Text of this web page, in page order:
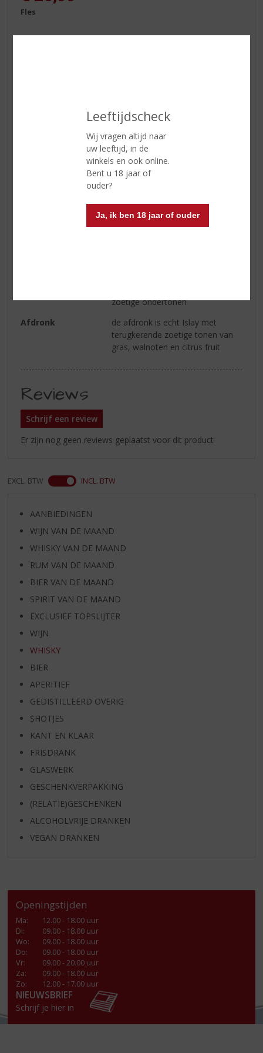
Leeftijdscheck
Wij vragen altijd naar
uw leeftijd, in de
winkels en ook online.
Bent u 18 jaar of
ouder?
Ja, ik ben 18 jaar of ouder
Fles
70 CL
Alcoholpercentage
40% vol
vol amber
zoetige ondertonen
Afdronk
de afdronk is echt Islay met
terugkerende zoetige tonen van
gras, walnoten en citrus fruit
Reviews
Schrijf een review
Er zijn nog geen reviews geplaatst voor dit product
EXCL. BTW INCL. BTW
AANBIEDINGEN
WIJN VAN DE MAAND
WHISKY VAN DE MAAND
RUM VAN DE MAAND
BIER VAN DE MAAND
SPIRIT VAN DE MAAND
EXCLUSIEF TOPSLIJTER
WIJN
WHISKY
BIER
APERITIEF
GEDISTILLEERD OVERIG
SHOTJES
KANT EN KLAAR
FRISDRANK
GLASWERK
GESCHENKVERPAKKING
(RELATIE)GESCHENKEN
ALCOHOLVRIJE DRANKEN
VEGAN DRANKEN
Openingstijden
Ma:
12.00 - 18.00 uur
Di:
09.00 - 18.00 uur
Wo:
09.00 - 18.00 uur
Do:
09.00 - 18.00 uur
Vr:
09.00 - 20.00 uur
Za:
09.00 - 18.00 uur
Zo:
12.00 - 17.00 uur
NIEUWSBRIEF
Schrijf je hier in